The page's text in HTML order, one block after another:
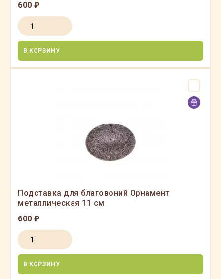
600 ₽
В КОРЗИНУ
Подставка для благовоний Орнамент
металлическая 11 см
600 ₽
В КОРЗИНУ